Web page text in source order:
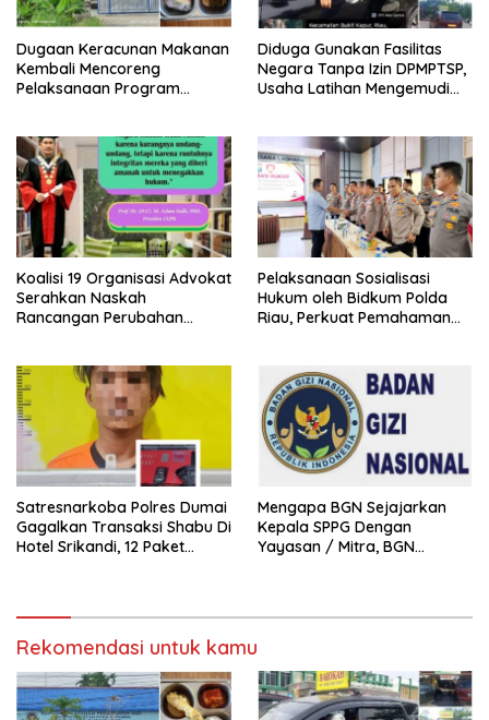
Dugaan Keracunan Makanan
Kembali Mencoreng
Pelaksanaan Program
Bersama Kota Dumai
Diduga Gunakan Fasilitas
Negara Tanpa Izin DPMPTSP,
Usaha Latihan Mengemudi
Koalisi 19 Organisasi Advokat
Serahkan Naskah
Rancangan Perubahan
RI
Pelaksanaan Sosialisasi
Hukum oleh Bidkum Polda
Riau, Perkuat Pemahaman
Perubahan UU Kepolisian
Satresnarkoba Polres Dumai
Gagalkan Transaksi Shabu Di
Hotel Srikandi, 12 Paket
Mengapa BGN Sejajarkan
Kepala SPPG Dengan
Yayasan / Mitra, BGN
Rekomendasi untuk kamu